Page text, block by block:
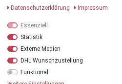
*Alle Preise verstehen sich inklusive
**Versandkostenfrei innerhalb
Daten­schutz­erklärung
Impressum
Essenziell
Statistik
Externe Medien
DHL Wunschzustellung
Funktional